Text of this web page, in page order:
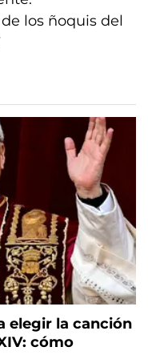
los ñoquis del
elegir la canción
cómo